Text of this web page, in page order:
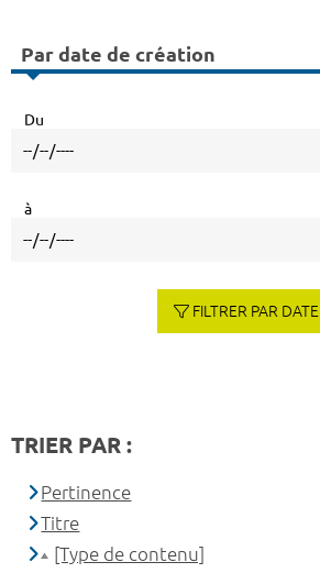
Par date de création
Du
à
FILTRER PAR DATE
TRIER PAR :
Pertinence
Titre
[Type de contenu]